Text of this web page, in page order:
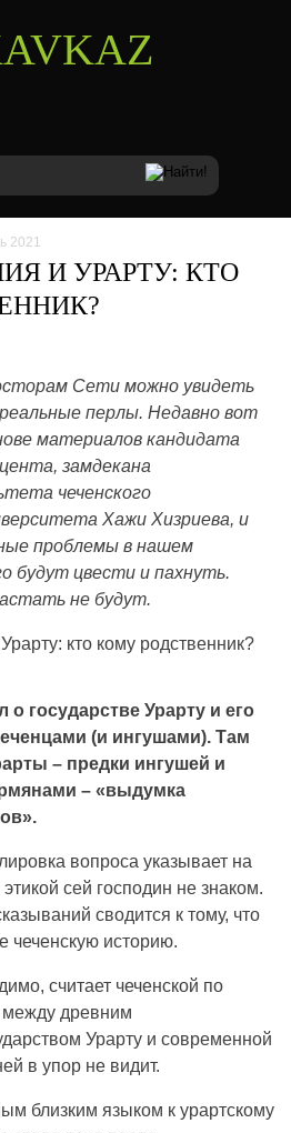
2021
И УРАРТУ: КТО
Сети можно увидеть
перлы. Недавно вот
материалов кандидата
замдекана
чеченского
Хажи Хизриева, и
проблемы в нашем
будут цвести и пахнуть.
не будут.
о государстве Урарту и его
(и ингушами). Там
– предки ингушей и
– «выдумка
вопроса указывает на
сей господин не знаком.
сводится к тому, что
чеченскую историю.
считает чеченской по
древним
Урарту и современной
в упор не видит.
близким языком к урартскому